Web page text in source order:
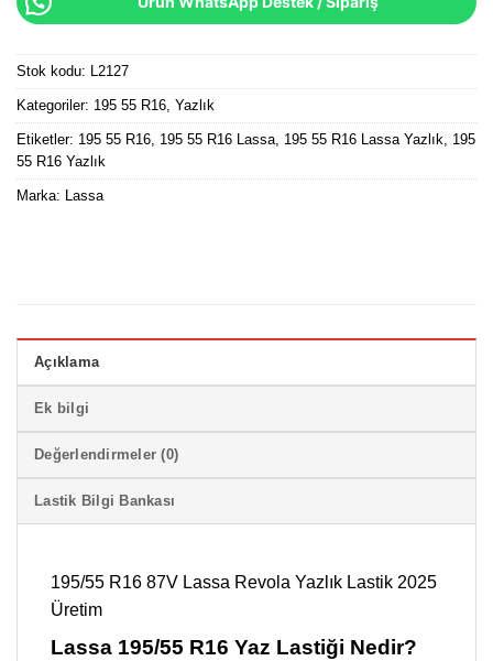
Stok kodu: L2127
Kategoriler: 195 55 R16, Yazlık
Etiketler: 195 55 R16, 195 55 R16 Lassa, 195 55 R16 Lassa Yazlık, 195
55 R16 Yazlık
Marka: Lassa
Açıklama
Ek bilgi
Değerlendirmeler (0)
Lastik Bilgi Bankası
195/55 R16 87V Lassa Revola Yazlık Lastik 2025
Üretim
Lassa 195/55 R16 Yaz Lastiği Nedir?